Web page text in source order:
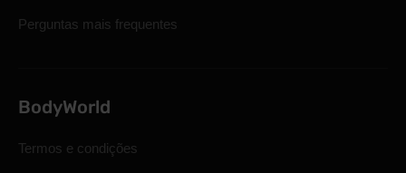
Perguntas mais frequentes
BodyWorld
Termos e condições